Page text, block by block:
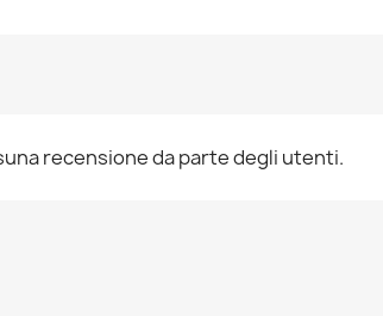
recensione da parte degli utenti.